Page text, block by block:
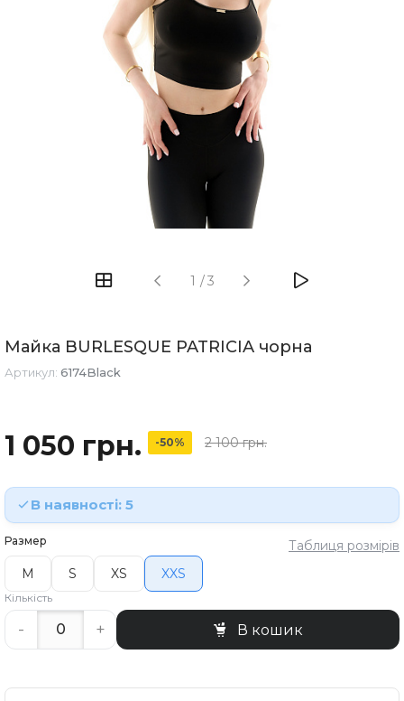
1 /3
Майка BURLESQUE PATRICIA чорна
Артикул: 6174Black
1 050 грн. -50% 2 100 грн.
В наявності: 5
Размер
M S XS XXS
Таблиця розмірів
Кількість
- + В кошик